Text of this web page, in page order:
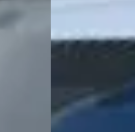
De auto ziet er echt top uit en rijdt
me echt goed geholpen en